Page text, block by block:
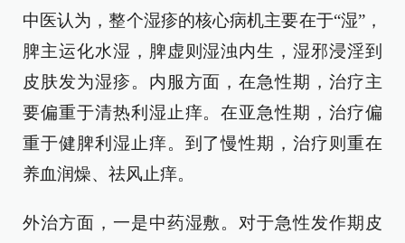
中医认为，整个湿疹的核心病机主要在于“湿”，
脾主运化水湿，脾虚则湿浊内生，湿邪浸淫到
皮肤发为湿疹。内服方面，在急性期，治疗主
要偏重于清热利湿止痒。在亚急性期，治疗偏
重于健脾利湿止痒。到了慢性期，治疗则重在
养血润燥、祛风止痒。
外治方面，一是中药湿敷。对于急性发作期皮